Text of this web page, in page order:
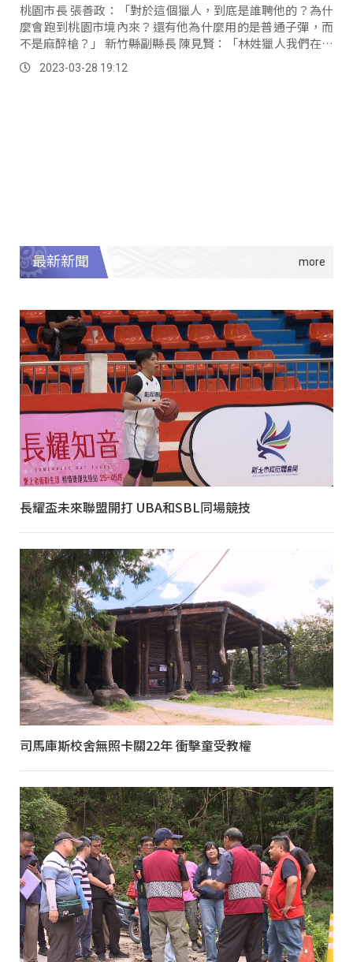
桃園市長 張善政：「對於這個獵人，到底是誰聘他的？為什
麼會跑到桃園市境內來？還有他為什麼用的是普通子彈，而
不是麻醉槍？」 新竹縣副縣長 陳見賢：「林姓獵人我們在跟
他聯絡的時候，請求詢問他的時候，結果他已經在狒狒的案
發現場，你說我們怎麼授權，我們根本連見過都還沒見過，
2023-03-28 19:12
最新新聞
長耀盃未來聯盟開打 UBA和SBL同場競技
司馬庫斯校舍無照卡關22年 衝擊童受教權